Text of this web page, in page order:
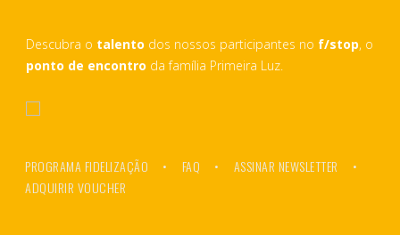
Descubra o talento dos nossos participantes no f/stop, o
ponto de encontro da família Primeira Luz.
PROGRAMA FIDELIZAÇÃO FAQ
ASSINAR NEWSLETTER
ADQUIRIR VOUCHER